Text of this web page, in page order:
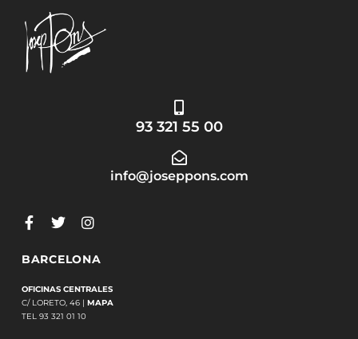
93 321 55 00
info@joseppons.com
BARCELONA
OFICINAS CENTRALES
C/ LORETO, 46 | MAPA
TEL 93 321 01 10